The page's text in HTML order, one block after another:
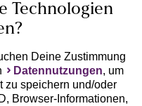
Technologien
Deine Zustimmung
Datennutzungen, um
zu speichern und/oder
Browser-Informationen,